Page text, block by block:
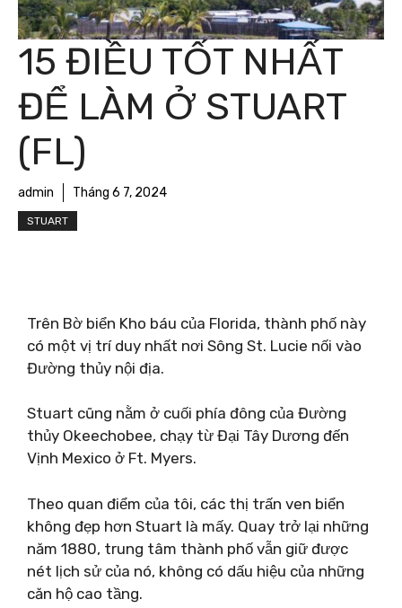
15 ĐIỀU TỐT NHẤT
ĐỂ LÀM Ở STUART
(FL)
admin Tháng 6 7, 2024
STUART
Trên Bờ biển Kho báu của Florida, thành phố này
có một vị trí duy nhất nơi Sông St. Lucie nối vào
Đường thủy nội địa.
Stuart cũng nằm ở cuối phía đông của Đường
thủy Okeechobee, chạy từ Đại Tây Dương đến
Vịnh Mexico ở Ft. Myers.
Theo quan điểm của tôi, các thị trấn ven biển
không đẹp hơn Stuart là mấy. Quay trở lại những
năm 1880, trung tâm thành phố vẫn giữ được
nét lịch sử của nó, không có dấu hiệu của những
căn hộ cao tầng.